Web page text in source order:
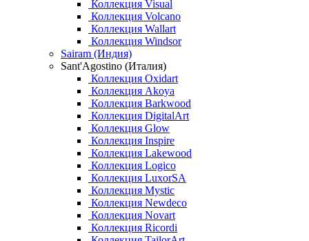
Коллекция Visual
Коллекция Volcano
Коллекция Wallart
Коллекция Windsor
Sairam (Индия)
Sant'Agostino (Италия)
Коллекция Oxidart
Коллекция Akoya
Коллекция Barkwood
Коллекция DigitalArt
Коллекция Glow
Коллекция Inspire
Коллекция Lakewood
Коллекция Logico
Коллекция LuxorSA
Коллекция Mystic
Коллекция Newdeco
Коллекция Novart
Коллекция Ricordi